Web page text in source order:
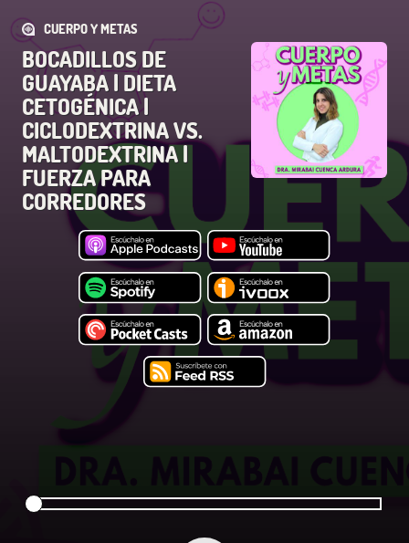
CUERPO Y METAS
BOCADILLOS DE
GUAYABA | DIETA
CETOGÉNICA |
CICLODEXTRINA VS.
MALTODEXTRINA |
FUERZA PARA
CORREDORES